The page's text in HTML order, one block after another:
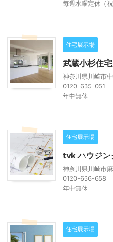
毎週水曜定休（祝
住宅展示場
武蔵小杉住
神奈川県川崎市
0120-635-051
年中無休
住宅展示場
tvk ハウジン
神奈川県川崎市
0120-666-658
年中無休
住宅展示場